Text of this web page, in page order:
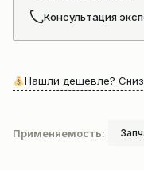
Консультация
Нашли дешевле?
Применяемость: